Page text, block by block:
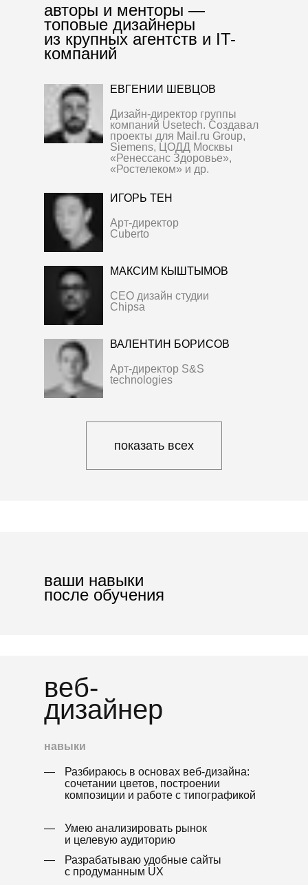
авторы и менторы —
топовые дизайнеры
из крупных агентств и IT-
компаний
ИГОРЬ ТЕН
Арт-директор
Cuberto
МАКСИМ КЫШТЫМОВ
CEO дизайн студии
Chipsa
ВАЛЕНТИН БОРИСОВ
Арт-директор S&S
technologies
Дизайн-директор группы
компаний Usetech. Создавал
проекты для Mail.ru Group,
Siemens, ЦОДД Москвы
«Ренессанс Здоровье»,
«Ростелеком» и др.
ЕВГЕНИЙ ШЕВЦОВ
и коммерческий писатель
ЯНА МИРОНОВА
Моушн-дизайнер
3D Artsit, автор одного
из крупнейших youtube
каналов по blender —
ЕЛИСЕЙ СОЛОВЬЕВ
СОФЬЯ НАРБУТ
Старший менеджер
показать всех
ваши навыки
после обучения
Разрабатываю удобные сайты
с продуманным UX
—
Умею анализировать рынок
и целевую аудиторию
—
Разбираюсь в основах веб-дизайна:
сочетании цветов, построении
композиции и работе с типографикой
—
веб-
дизайнер
навыки